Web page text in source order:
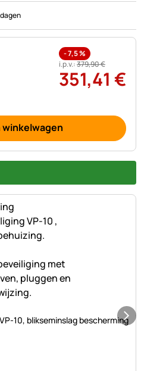
-7,5%
i.p.v.:379,90€
351,41 €
winkelwagen
10, blikseminslag bescherming